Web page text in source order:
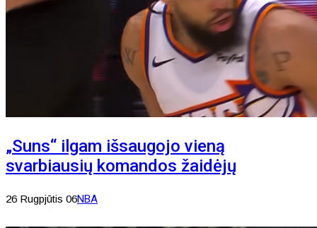
„Suns“ ilgam išsaugojo vieną
svarbiausių komandos žaidėjų
26 Rugpjūtis 06NBA